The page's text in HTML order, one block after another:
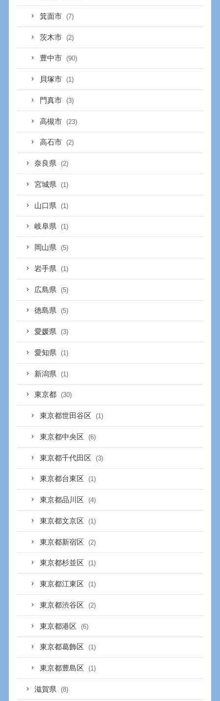
箕面市 (7)
茨木市 (2)
豊中市 (90)
貝塚市 (1)
門真市 (3)
高槻市 (23)
高石市 (2)
奈良県 (2)
宮城県 (1)
山口県 (1)
岐阜県 (1)
岡山県 (5)
岩手県 (1)
広島県 (5)
徳島県 (5)
愛媛県 (3)
愛知県 (1)
新潟県 (1)
東京都 (30)
東京都世田谷区 (1)
東京都中央区 (6)
東京都千代田区 (3)
東京都台東区 (1)
東京都品川区 (4)
東京都文京区 (1)
東京都新宿区 (2)
東京都杉並区 (1)
東京都江東区 (1)
東京都渋谷区 (2)
東京都港区 (6)
東京都葛飾区 (1)
東京都豊島区 (1)
滋賀県 (8)